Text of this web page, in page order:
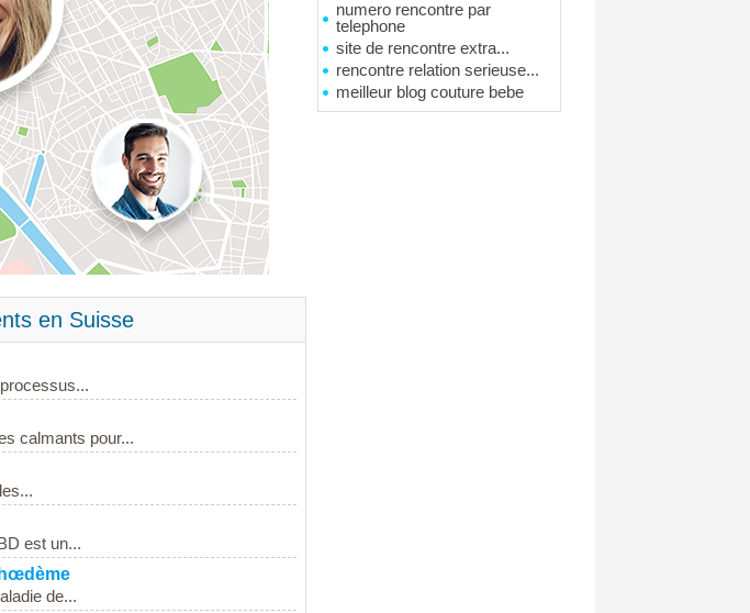
numero rencontre par
telephone
site de rencontre extra...
rencontre relation serieuse...
meilleur blog couture bebe
en Suisse
calmants pour...
est un...
de...